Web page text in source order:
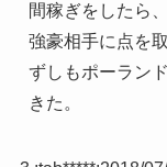
間稼ぎをしたら
強豪相手に点を
ずしもポーラン
きた。